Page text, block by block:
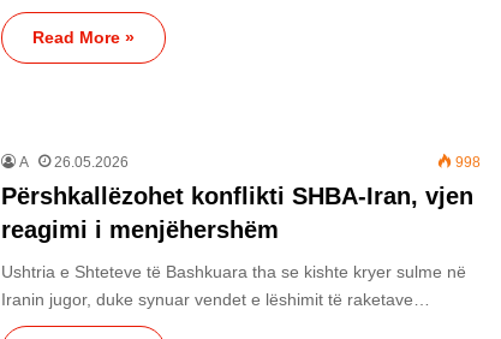
Read More »
A 26.05.2026 998
Përshkallëzohet konflikti SHBA-Iran, vjen
reagimi i menjëhershëm
Ushtria e Shteteve të Bashkuara tha se kishte kryer sulme në
Iranin jugor, duke synuar vendet e lëshimit të raketave…